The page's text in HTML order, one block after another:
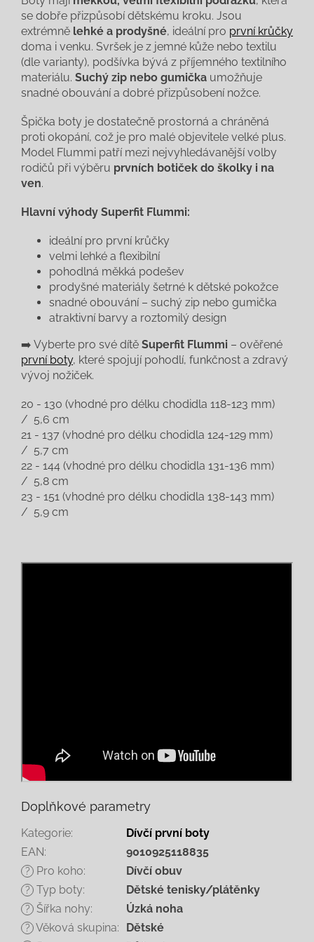
se dobře přizpůsobí dětskému kroku. Jsou
extrémně lehké a prodyšné, ideální pro první krůčky
doma i venku. Svršek je z jemné kůže nebo textilu
(dle varianty), podšívka bývá z příjemného textilního
materiálu. Suchý zip nebo gumička umožňuje
snadné obouvání a dobré přizpůsobení nožce.
Špička boty je dostatečně prostorná a chráněná
proti okopání, což je pro malé objevitele velké plus.
Model Flummi patří mezi nejvyhledávanější volby
rodičů při výběru prvních botiček do školky i na
ven.
Hlavní výhody Superfit Flummi:
ideální pro první krůčky
velmi lehké a flexibilní
pohodlná měkká podešev
prodyšné materiály šetrné k dětské pokožce
snadné obouvání – suchý zip nebo gumička
atraktivní barvy a roztomilý design
➡️ Vyberte pro své dítě Superfit Flummi – ověřené
první boty, které spojují pohodlí, funkčnost a zdravý
vývoj nožiček.
20 - 130 (vhodné pro délku chodidla 118-123 mm)
/ 5,6 cm
21 - 137 (vhodné pro délku chodidla 124-129 mm)
/ 5,7 cm
22 - 144 (vhodné pro délku chodidla 131-136 mm)
/ 5,8 cm
23 - 151 (vhodné pro délku chodidla 138-143 mm)
/ 5,9 cm
Doplňkové parametry
Kategorie:
Dívčí první boty
EAN: 9010925118835
? Pro koho: Dívčí obuv
? Typ boty: Dětské tenisky/plátěnky
? Šířka nohy: Úzká noha
? Věková skupina: Dětské